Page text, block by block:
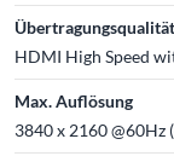
Übertragungsqualität
HDMI High Speed
Max. Auflösung
3840 x 2160 @60Hz